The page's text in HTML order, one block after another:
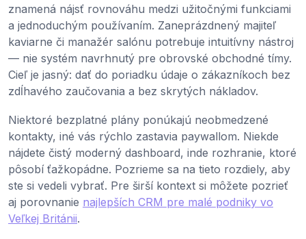
znamená nájsť rovnováhu medzi užitočnými funkciami
a jednoduchým používaním. Zaneprázdnený majiteľ
kaviarne či manažér salónu potrebuje intuitívny nástroj
— nie systém navrhnutý pre obrovské obchodné tímy.
Cieľ je jasný: dať do poriadku údaje o zákazníkoch bez
zdĺhavého zaučovania a bez skrytých nákladov.
Niektoré bezplatné plány ponúkajú neobmedzené
kontakty, iné vás rýchlo zastavia paywallom. Niekde
nájdete čistý moderný dashboard, inde rozhranie, ktoré
pôsobí ťažkopádne. Pozrieme sa na tieto rozdiely, aby
ste si vedeli vybrať. Pre širší kontext si môžete pozrieť
aj porovnanie najlepších CRM pre malé podniky vo
Veľkej Británii.